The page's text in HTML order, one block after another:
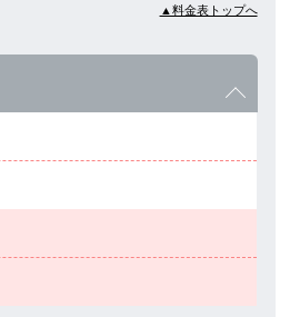
▲料金表トップへ